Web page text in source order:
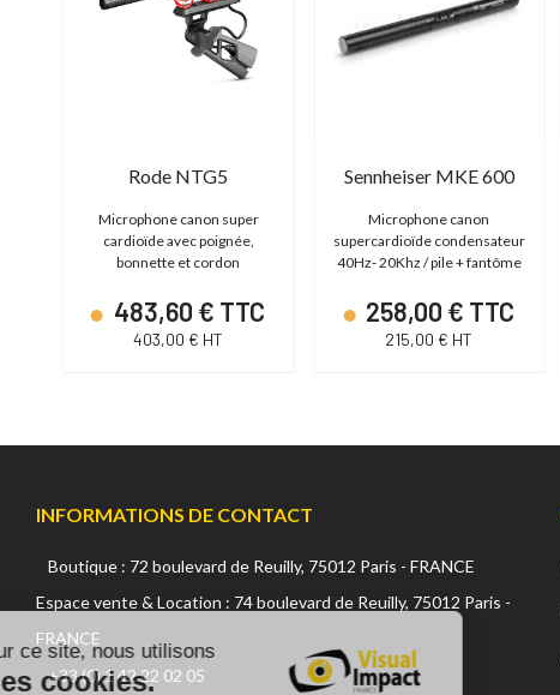
Rode NTG5
Microphone canon super
cardioïde avec poignée,
bonnette et cordon
483,60 € TTC
403,00 € HT
Sennheiser MKE 600
Microphone canon
supercardioïde condensateur
40Hz- 20Khz / pile + fantôme
258,00 € TTC
215,00 € HT
INFORMATIONS DE CONTACT
Boutique : 72 boulevard de Reuilly, 75012 Paris - FRANCE
Espace vente & Location : 74 boulevard de Reuilly, 75012 Paris -
FRANCE
+33 (0) 1 42 22 02 05
Sur ce site, nous utilisons
des cookies.